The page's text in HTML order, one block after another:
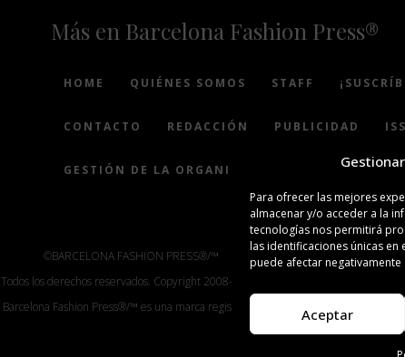
Para ofrecer las mejores
almacenar y/o acceder a la
tecnologías nos permitirá
las identificaciones únicas
puede afectar
Aceptar
Más en Barcelona Fashion Press®
HOME QUIÉNES SOMOS STAFF
CONTACTO REDACCIÓN PUBLICIDAD
GESTIÓN DE LA ORGANIZACIÓN
©BARCELONA FASHION PRESS®/™
Todos los derechos reservados. Copyright 2008-2024.
Barcelona Fashion Press®/™ es una marca registrada.